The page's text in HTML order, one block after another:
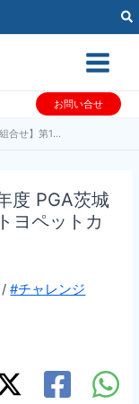
お問い合せ
追記：【組合せ】第1回 2026年度 PGA茨城チャレンジトーナメント 茨城トヨペットカップ【3/18(水),2026】
度 PGA茨城
ヨペットカ
/#チャレンジ